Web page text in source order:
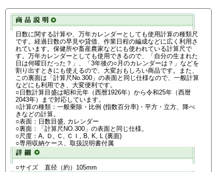
日数に関する計算や、万年カレンダーとしても使用計算の種類尺
です。経過日数の早見や貸借、作業日程の編成などに広く利用さ
れています。保健所や畜産農家などにも使われている計算尺で
す。万年カレンダーとしても使用できるので、「自分の生まれた
日は何曜日だった？」、「3年後の○月のカレンダーは？」などを
割り出すときにも使えるので、大変おもしろい商品です。また、
この裏面は「計算尺No.300」の表面と同じ仕様なので、一般計算
などにも利用でき、大変便利です。
○日数計算目盛は昭和元年（西暦1926年）から令和25年（西暦
2043年）まで対応しています。
○計算の種類：一般乗除・比例 (指数百分率)・平方・立方、降べ
きなどの計算。
○表面：日数目盛, カレンダー
○裏面：「計算尺NO.300」の表面と同じ仕様。
○尺度：A, Ｄ, Ｃ, ＣＩ, B, K, L (裏面)
○専用収納ケース、取扱説明書付属
○サイズ 直径（約）105mm